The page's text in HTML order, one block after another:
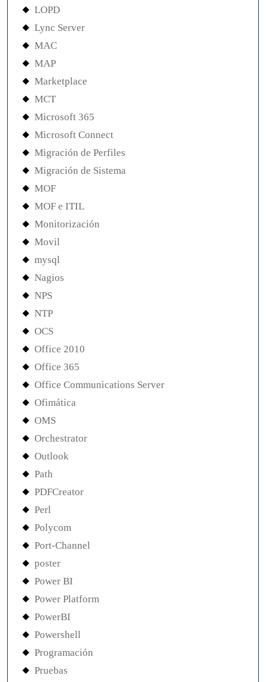
LOPD
Lync Server
MAC
MAP
Marketplace
MCT
Microsoft 365
Microsoft Connect
Migración de Perfiles
Migración de Sistema
MOF
MOF e ITIL
Monitorización
Movil
mysql
Nagios
NPS
NTP
OCS
Office 2010
Office 365
Office Communications Server
Ofimática
OMS
Orchestrator
Outlook
Path
PDFCreator
Perl
Polycom
Port-Channel
poster
Power BI
Power Platform
PowerBI
Powershell
Programación
Pruebas